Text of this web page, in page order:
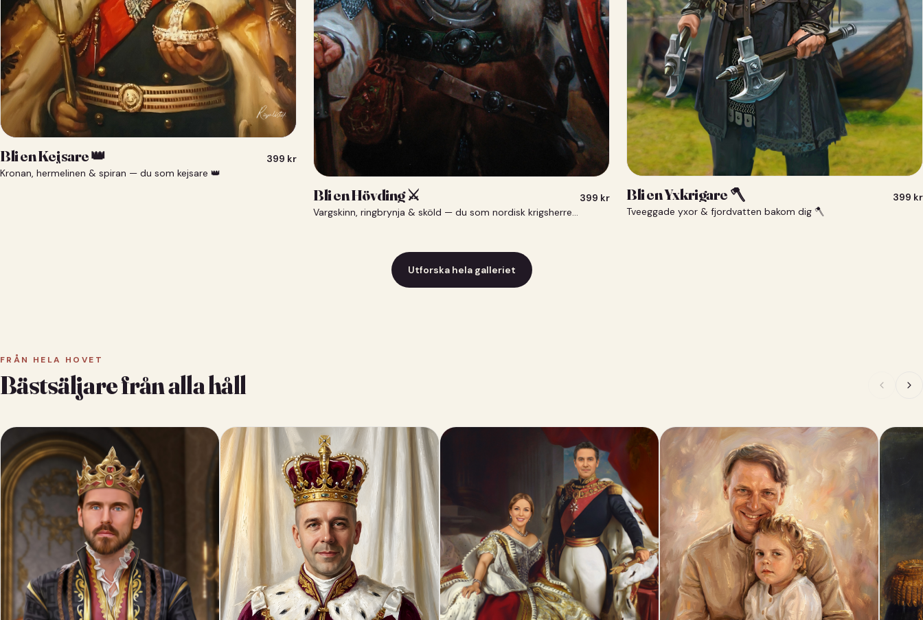
Bli en Kejsare 👑
Kronan, hermelinen & spiran — du som kejsare 👑
399 kr
Bli en Hövding ⚔️
Vargskinn, ringbrynja & sköld — du som nordisk krigsherre ⚔️
399 kr Bli en Yxkrigare 🪓
Tveeggade yxor & fjordvatten bakom dig 🪓
399 kr
Utforska hela galleriet
FRÅN HELA HOVET
Bästsäljare från alla håll